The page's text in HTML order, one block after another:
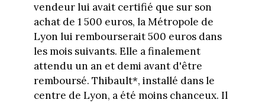
vendeur lui avait certifié que sur son
achat de 1 500 euros, la Métropole de
Lyon lui rembourserait 500 euros dans
les mois suivants. Elle a finalement
attendu un an et demi avant d'être
remboursé. Thibault*, installé dans le
centre de Lyon, a été moins chanceux. Il